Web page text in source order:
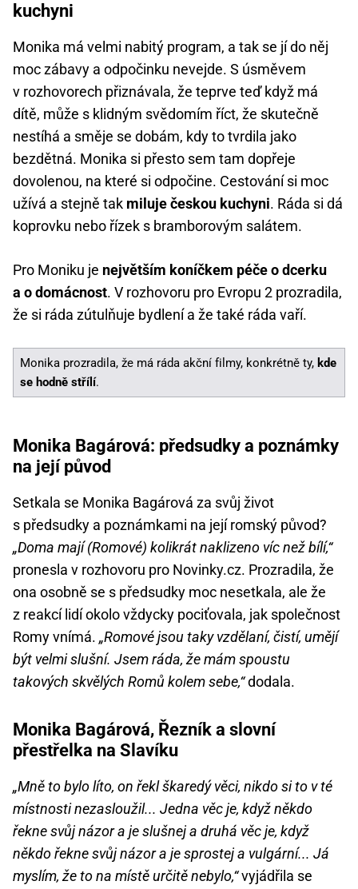
kuchyni
Monika má velmi nabitý program, a tak se jí do něj
moc zábavy a odpočinku nevejde. S úsměvem
v rozhovorech přiznávala, že teprve teď když má
dítě, může s klidným svědomím říct, že skutečně
nestíhá a směje se dobám, kdy to tvrdila jako
bezdětná. Monika si přesto sem tam dopřeje
dovolenou, na které si odpočine. Cestování si moc
užívá a stejně tak miluje českou kuchyni. Ráda si dá
koprovku nebo řízek s bramborovým salátem.
Pro Moniku je největším koníčkem péče o dcerku
a o domácnost. V rozhovoru pro Evropu 2 prozradila,
že si ráda zútulňuje bydlení a že také ráda vaří.
Monika prozradila, že má ráda akční filmy, konkrétně ty, kde
se hodně střílí.
Monika Bagárová: předsudky a poznámky
na její původ
Setkala se Monika Bagárová za svůj život
s předsudky a poznámkami na její romský původ?
„Doma mají (Romové) kolikrát naklizeno víc než bílí,“
pronesla v rozhovoru pro Novinky.cz. Prozradila, že
ona osobně se s předsudky moc nesetkala, ale že
z reakcí lidí okolo vždycky pociťovala, jak společnost
Romy vnímá. „Romové jsou taky vzdělaní, čistí, umějí
být velmi slušní. Jsem ráda, že mám spoustu
takových skvělých Romů kolem sebe,“dodala.
Monika Bagárová, Řezník a slovní
přestřelka na Slavíku
„Mně to bylo líto, on řekl škaredý věci, nikdo si to v té
místnosti nezasloužil... Jedna věc je, když někdo
řekne svůj názor a je slušnej a druhá věc je, když
někdo řekne svůj názor a je sprostej a vulgární... Já
myslím, že to na místě určitě nebylo,“vyjádřila se